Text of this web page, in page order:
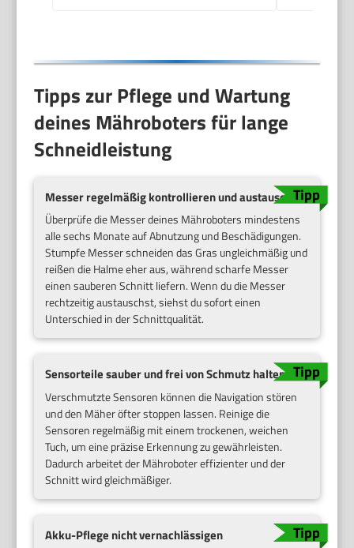
Tipps zur Pflege und Wartung
deines Mähroboters für lange
Schneidleistung
Messer regelmäßig kontrollieren und austauschen
Überprüfe die Messer deines Mähroboters mindestens
alle sechs Monate auf Abnutzung und Beschädigungen.
Stumpfe Messer schneiden das Gras ungleichmäßig und
reißen die Halme eher aus, während scharfe Messer
einen sauberen Schnitt liefern. Wenn du die Messer
rechtzeitig austauschst, siehst du sofort einen
Unterschied in der Schnittqualität.
Sensorteile sauber und frei von Schmutz halten
Verschmutzte Sensoren können die Navigation stören
und den Mäher öfter stoppen lassen. Reinige die
Sensoren regelmäßig mit einem trockenen, weichen
Tuch, um eine präzise Erkennung zu gewährleisten.
Dadurch arbeitet der Mähroboter effizienter und der
Schnitt wird gleichmäßiger.
Akku-Pflege nicht vernachlässigen